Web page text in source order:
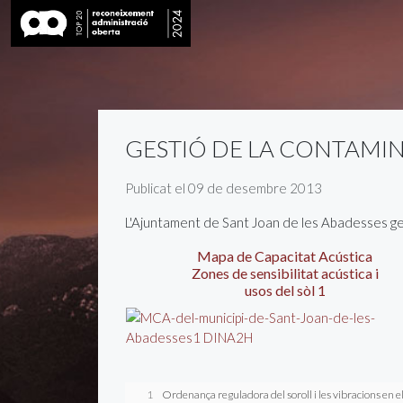
GESTIÓ DE LA
Detalls
Publicat el 09 de desembre 2013
L'Ajuntament de Sant Joan de les Abadesses
Mapa de Capacitat Acústica
Zones de sensibilitat acústica i
usos del sòl 1
1
Ordenança reguladora del soroll i les vibracions en